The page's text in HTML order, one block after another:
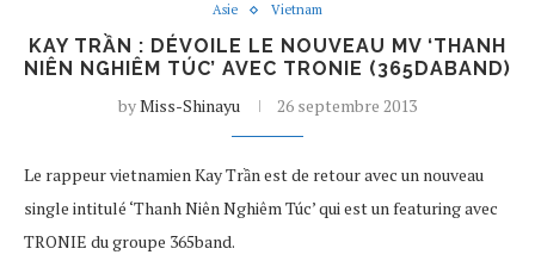
Asie Vietnam
KAY TRẦN : DÉVOILE LE NOUVEAU MV ‘THANH
NIÊN NGHIÊM TÚC’ AVEC TRONIE (365DABAND)
byMiss-Shinayu 26 septembre 2013
Le rappeur vietnamien Kay Trần est de retour avec un nouveau
single intitulé ‘Thanh Niên Nghiêm Túc’ qui est un featuring avec
TRONIE du groupe 365band.